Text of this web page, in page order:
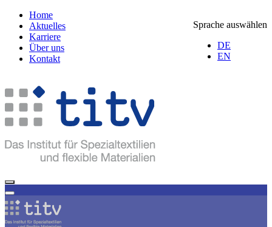
Sprache auswählen
DE
EN
Home
Aktuelles
Karriere
Über uns
Kontakt